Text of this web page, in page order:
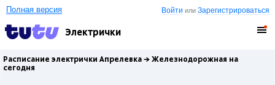
Войти илиЗарегистрироваться
Полная версия
Электрички
Расписание электрички Апрелевка → Железнодорожная на
сегодня